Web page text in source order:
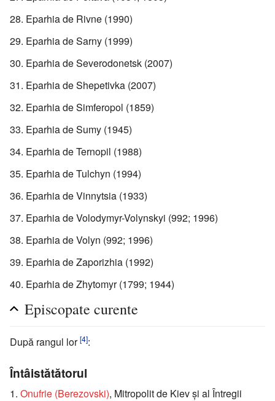
Eparhia de Rivne (1990)
Eparhia de Sarny (1999)
Eparhia de Severodonetsk (2007)
Eparhia de Shepetivka (2007)
Eparhia de Simferopol (1859)
Eparhia de Sumy (1945)
Eparhia de Ternopil (1988)
Eparhia de Tulchyn (1994)
Eparhia de Vinnytsia (1933)
Eparhia de Volodymyr-Volynskyi (992; 1996)
Eparhia de Volyn (992; 1996)
Eparhia de Zaporizhia (1992)
Eparhia de Zhytomyr (1799; 1944)
Episcopate curente
După rangul lor[4]:
Întâistătătorul
Onufrie (Berezovski), Mitropolit de Kiev şi al Întregii